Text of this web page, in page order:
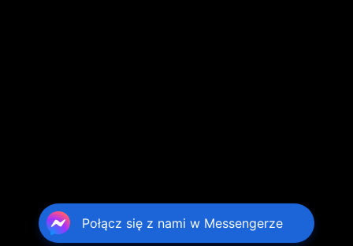
Połącz się z nami w Messengerze